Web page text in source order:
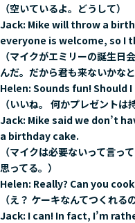
（空いているよ。どうして）
Jack: Mike will throw a
everyone is welcome, so I
（マイクがエミリーの誕生日
んだ。だから君も来ないかなと
Helen: Sounds fun!
（いいね。 何かプレゼントは
Jack: Mike said we don’t
a birthday cake.
（マイクは必要ないって言っ
思ってる。）
Helen: Really? Can you
（え？ ケーキなんてつくれる
Jack: I can! In fact, I’m